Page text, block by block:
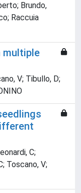
Brundo,
Raccuia
multiple
V; Tibullo, D;
C;
Toscano, V;